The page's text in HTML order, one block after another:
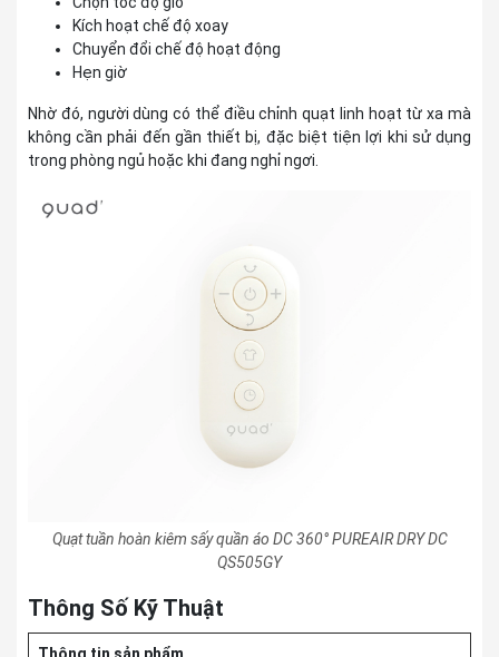
Kích hoạt chế độ xoay
Chuyển đổi chế độ hoạt động
Hẹn giờ
Nhờ đó, người dùng có thể điều chỉnh quạt linh hoạt từ xa mà
không cần phải đến gần thiết bị, đặc biệt tiện lợi khi sử dụng
trong phòng ngủ hoặc khi đang nghỉ ngơi.
Quạt tuần hoàn kiêm sấy quần áo DC 360° PUREAIR DRY DC
QS505GY
Thông Số Kỹ Thuật